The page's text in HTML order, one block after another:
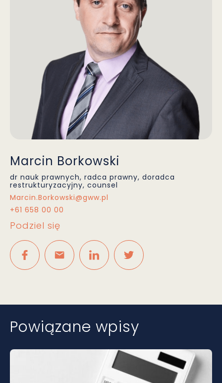
Marcin Borkowski
dr nauk prawnych, radca prawny, doradca
restrukturyzacyjny, counsel
Marcin.Borkowski@gww.pl
+61 658 00 00
Podziel się
Powiązane wpisy